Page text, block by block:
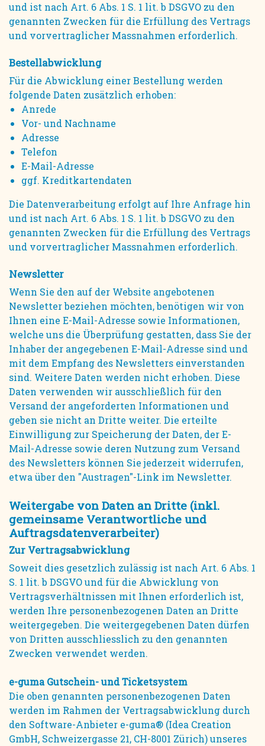
und ist nach Art. 6 Abs. 1 S. 1 lit. b DSGVO zu den
genannten Zwecken für die Erfüllung des Vertrags
und vorvertraglicher Massnahmen erforderlich.
Bestellabwicklung
Für die Abwicklung einer Bestellung werden
folgende Daten zusätzlich erhoben:
Anrede
Vor- und Nachname
Adresse
Telefon
E-Mail-Adresse
ggf. Kreditkartendaten
Die Datenverarbeitung erfolgt auf Ihre Anfrage hin
und ist nach Art. 6 Abs. 1 S. 1 lit. b DSGVO zu den
genannten Zwecken für die Erfüllung des Vertrags
und vorvertraglicher Massnahmen erforderlich.
Newsletter
Wenn Sie den auf der Website angebotenen
Newsletter beziehen möchten, benötigen wir von
Ihnen eine E-Mail-Adresse sowie Informationen,
welche uns die Überprüfung gestatten, dass Sie der
Inhaber der angegebenen E-Mail-Adresse sind und
mit dem Empfang des Newsletters einverstanden
sind. Weitere Daten werden nicht erhoben. Diese
Daten verwenden wir ausschließlich für den
Versand der angeforderten Informationen und
geben sie nicht an Dritte weiter. Die erteilte
Einwilligung zur Speicherung der Daten, der E-
Mail-Adresse sowie deren Nutzung zum Versand
des Newsletters können Sie jederzeit widerrufen,
etwa über den "Austragen"-Link im Newsletter.
Weitergabe von Daten an Dritte (inkl.
gemeinsame Verantwortliche und
Auftragsdatenverarbeiter)
Zur Vertragsabwicklung
Soweit dies gesetzlich zulässig ist nach Art. 6 Abs. 1
S. 1 lit. b DSGVO und für die Abwicklung von
Vertragsverhältnissen mit Ihnen erforderlich ist,
werden Ihre personenbezogenen Daten an Dritte
weitergegeben. Die weitergegebenen Daten dürfen
von Dritten ausschliesslich zu den genannten
Zwecken verwendet werden.
e-guma Gutschein- und Ticketsystem
Die oben genannten personenbezogenen Daten
werden im Rahmen der Vertragsabwicklung durch
den Software-Anbieter e-guma® (Idea Creation
GmbH, Schweizergasse 21, CH-8001 Zürich) unseres